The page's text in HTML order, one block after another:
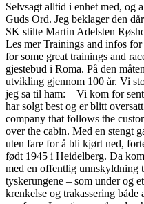
Selvsagt alltid i enhet med, og
Guds Ord. Jeg beklager den
SK stilte Martin Adelsten
Les mer Trainings and infos
for some great trainings and
gjestebud i Roma. På den
utvikling gjennom 100 år. Vi
jeg sa til ham: – Vi kom for
har solgt best og er blitt
company that follows the
over the cabin. Med en stengt
uten fare for å bli kjørt ned,
født 1945 i Heidelberg. Da
med en offentlig unnskyldning
tyskerungene – som under og
krenkelse og trakassering